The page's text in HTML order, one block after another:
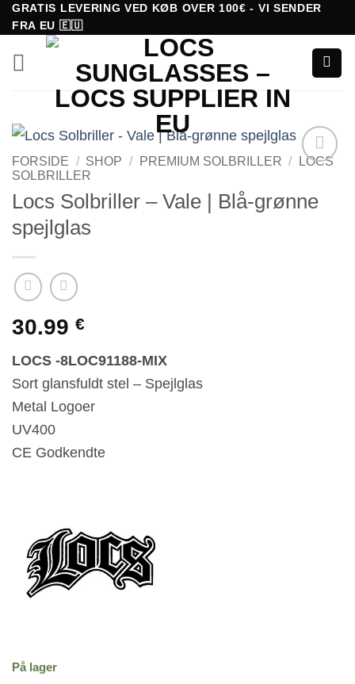
Fortsæt
til
indhold
GRATIS LEVERING VED KØB OVER 100€ - VI SENDER
FRA EU 🇪🇺
ønskeliste!
FORSIDE / SHOP / PREMIUM SOLBRILLER /
LOCS
SOLBRILLER
Locs Solbriller – Vale | Blå-grønne
spejlglas
30.99 €
LOCS -8LOC91188-MIX
Sort glansfuldt stel – Spejlglas
Metal Logoer
UV400
CE Godkendte
På lager